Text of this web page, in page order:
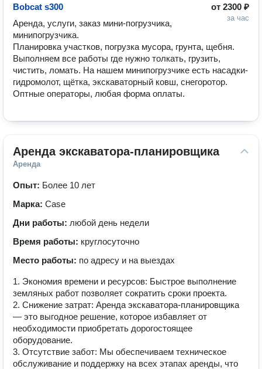
от 2300 ₽
за час
Bobcat s300
Аренда, услуги, заказ мини-погрузчика,
минипогрузчика.
Планировка участков, погрузка мусора, грунта, щебня.
Выполняем все работы где нужно толкать, грузить,
чистить, ломать. На нашем минипогрузчике есть насадки-
гидромолот, щётка, экскаваторный ковш, снегоротор.
Оптные операторы, любая форма оплаты.
Аренда экскаватора-планировщика
Аренда
Опыт: Более 10 лет
Марка: Case
Дни работы: любой день недели
Время работы: круглосуточно
Место работы: по адресу и на выездах
1. Экономия времени и ресурсов: Быстрое выполнение
земляных работ позволяет сократить сроки проекта.
2. Снижение затрат: Аренда экскаватора-планировщика
— это выгодное решение, которое избавляет от
необходимости приобретать дорогостоящее
оборудование.
3. Отсутствие забот: Мы обеспечиваем техническое
обслуживание и поддержку на всех этапах аренды, что